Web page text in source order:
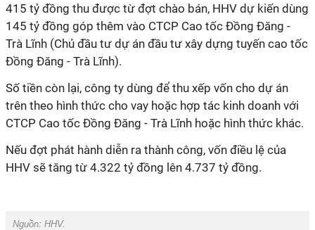
415 tỷ đồng thu được từ đợt chào bán, HHV dự kiến dùng
145 tỷ đồng góp thêm vào CTCP Cao tốc Đồng Đăng -
Trà Lĩnh (Chủ đầu tư dự án đầu tư xây dựng tuyến cao tốc
Đồng Đăng - Trà Lĩnh).
Số tiền còn lại, công ty dùng để thu xếp vốn cho dự án
trên theo hình thức cho vay hoặc hợp tác kinh doanh với
CTCP Cao tốc Đồng Đăng - Trà Lĩnh hoặc hình thức khác.
Nếu đợt phát hành diễn ra thành công, vốn điều lệ của
HHV sẽ tăng từ 4.322 tỷ đồng lên 4.737 tỷ đồng.
Nguồn: HHV.